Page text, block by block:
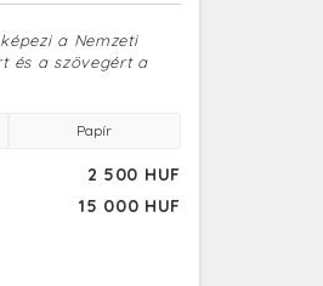
a Nemzeti
és a szövegért a
Papír
2 500 HUF
15 000 HUF